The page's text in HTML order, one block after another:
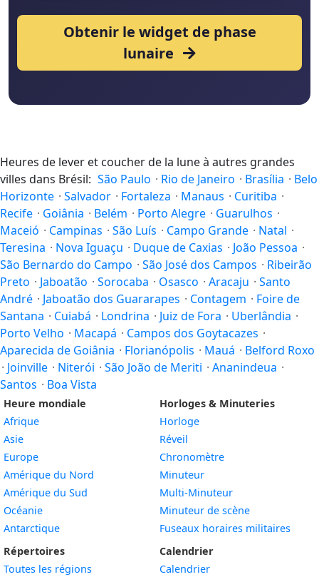
Obtenir le widget de phase
lunaire
Heures de lever et coucher de la lune à autres grandes
villes dans Brésil: São Paulo · Rio de Janeiro · Brasília · Belo
Horizonte · Salvador · Fortaleza · Manaus · Curitiba ·
Recife · Goiânia · Belém · Porto Alegre · Guarulhos ·
Maceió · Campinas · São Luís · Campo Grande · Natal ·
Teresina · Nova Iguaçu · Duque de Caxias · João Pessoa ·
São Bernardo do Campo · São José dos Campos · Ribeirão
Preto · Jaboatão · Sorocaba · Osasco · Aracaju · Santo
André · Jaboatão dos Guararapes · Contagem · Foire de
Santana · Cuiabá · Londrina · Juiz de Fora · Uberlândia ·
Porto Velho · Macapá · Campos dos Goytacazes ·
Aparecida de Goiânia · Florianópolis · Mauá · Belford Roxo
· Joinville · Niterói · São João de Meriti · Ananindeua ·
Santos · Boa Vista
Heure mondiale
Afrique
Asie
Europe
Amérique du Nord
Amérique du Sud
Océanie
Antarctique
Répertoires
Toutes les régions
Horloges & Minuteries
Horloge
Réveil
Chronomètre
Minuteur
Multi-Minuteur
Minuteur de scène
Fuseaux horaires militaires
Calendrier
Calendrier